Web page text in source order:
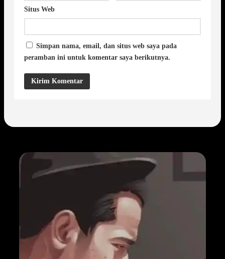
Situs Web
Simpan nama, email, dan situs web saya pada
peramban ini untuk komentar saya berikutnya.